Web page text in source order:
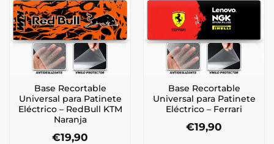
Base Recortable
Universal para Patinete
Eléctrico – RedBull KTM
Naranja
€19,90
Base Recortable
Universal para Patinete
Eléctrico – Ferrari
€19,90